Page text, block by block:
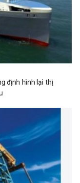
định hình lại thị